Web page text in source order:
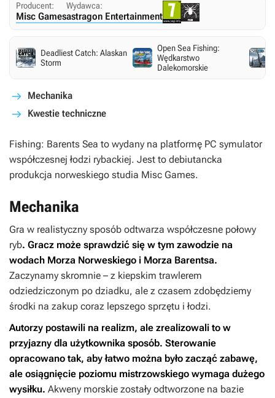
Producent:
Misc Games
Wydawca:
astragon Entertainment
Deadliest Catch: Alaskan
Storm
Open Sea Fishing:
Wędkarstwo
Dalekomorskie
Mechanika
Kwestie techniczne
Fishing: Barents Sea to wydany na platformę PC symulator
współczesnej łodzi rybackiej. Jest to debiutancka
produkcja norweskiego studia Misc Games.
Mechanika
Gra w realistyczny sposób odtwarza współczesne połowy
ryb. Gracz może sprawdzić się w tym zawodzie na
wodach Morza Norweskiego i Morza Barentsa.
Zaczynamy skromnie – z kiepskim trawlerem
odziedziczonym po dziadku, ale z czasem zdobędziemy
środki na zakup coraz lepszego sprzętu i łodzi.
Autorzy postawili na realizm, ale zrealizowali to w
przyjazny dla użytkownika sposób. Sterowanie
opracowano tak, aby łatwo można było zacząć zabawę,
ale osiągnięcie poziomu mistrzowskiego wymaga dużego
wysiłku. Akweny morskie zostały odtworzone na bazie